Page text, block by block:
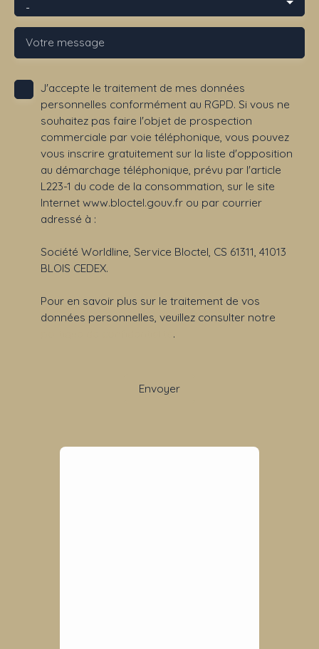
-
Votre message
J'accepte le traitement de mes données
personnelles conformément au RGPD. Si vous ne
souhaitez pas faire l'objet de prospection
commerciale par voie téléphonique, vous pouvez
vous inscrire gratuitement sur la liste d'opposition
au démarchage téléphonique, prévu par l'article
L223-1 du code de la consommation, sur le site
Internet www.bloctel.gouv.fr ou par courrier
adressé à :
Société Worldline, Service Bloctel, CS 61311, 41013
BLOIS CEDEX.
Pour en savoir plus sur le traitement de vos
données personnelles, veuillez consulter notre
.
Envoyer